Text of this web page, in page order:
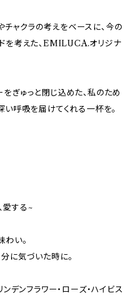
ャクラの考えをベースに、今の
を考えた、EMILUCA.オリジナ
ぎゅっと閉じ込めた、私のため
い呼吸を届けてくれる一杯を。
愛する~
わい。
に気づいた時に。
ンデンフラワー・ローズ・ハイビス